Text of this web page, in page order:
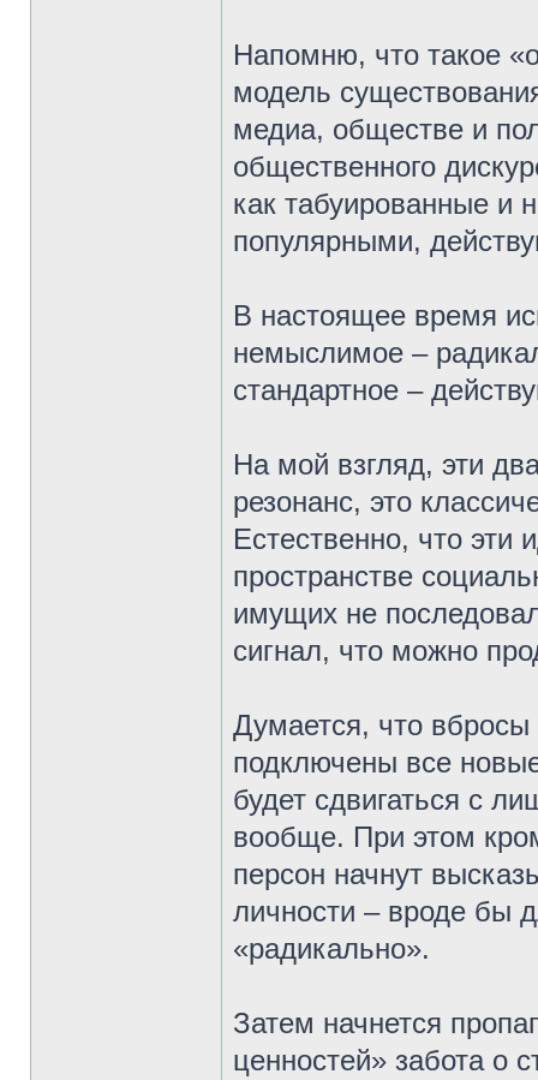
Напомню, что такое
модель
медиа, обществе и
общественного
как табуированные и
популярными,
В настоящее время
немыслимое –
стандартное –
На мой взгляд, эти
резонанс, это
Естественно, что
пространстве
имущих не
сигнал, что можно
Думается, что
подключены все
будет сдвигаться с
вообще. При этом
персон начнут
личности – вроде бы
«радикально».
Затем начнется
ценностей» забота о